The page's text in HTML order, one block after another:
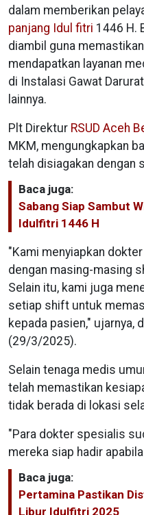
dalam memberikan
panjang Idul fitri 1446 H.
diambil guna
mendapatkan layanan
di Instalasi Gawat
lainnya.
Plt Direktur RSUD Aceh
MKM, mengungkapkan
telah disiagakan dengan
Baca juga:
Sabang Siap Sambut
Idulfitri 1446 H
"Kami menyiapkan
dengan masing-masing
Selain itu, kami juga
setiap shift untuk
kepada pasien," ujarnya,
(29/3/2025).
Selain tenaga medis
telah memastikan
tidak berada di lokasi
"Para dokter spesialis
mereka siap hadir
Baca juga:
Pertamina Pastikan
Libur Idulfitri 2025